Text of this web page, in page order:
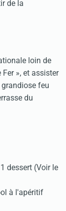
de la
loin de
», et assister
feu
du
dessert (Voir le
à l'apéritif